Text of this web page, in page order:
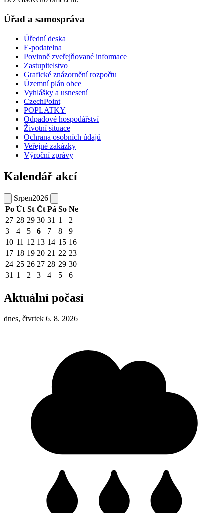
Úřad a samospráva
Úřední deska
E-podatelna
Povinně zveřejňované informace
Zastupitelstvo
Grafické znázornění rozpočtu
Územní plán obce
Vyhlášky a usnesení
CzechPoint
POPLATKY
Odpadové hospodářství
Životní situace
Ochrana osobních údajů
Veřejné zakázky
Výroční zprávy
Kalendář akcí
Srpen2026
Po Út St Čt Pá So Ne
27 28 29 30 31 1
2
3
4 5 6 7 8
9
10 11 12 13 14 15 16
17 18 19 20 21 22 23
24 25 26 27 28 29 30
31 1 2 3 4 5 6
Aktuální počasí
dnes, čtvrtek 6. 8. 2026